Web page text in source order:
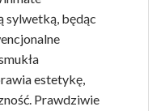
sylwetką, będąc
estetykę,
Prawdziwie